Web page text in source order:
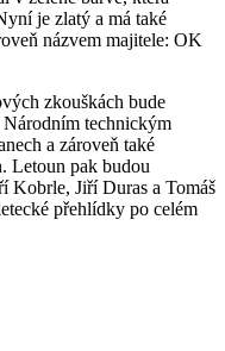
je zlatý a má také
názvem majitele: OK
zkouškách bude
technickým
a zároveň také
Letoun pak budou
Kobrle, Jiří Duras a Tomáš
přehlídky po celém